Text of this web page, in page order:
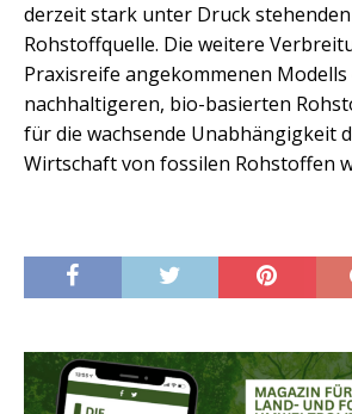
derzeit stark unter Druck
Rohstoffquelle. Die weitere
Praxisreife angekommenen
nachhaltigeren, bio-basierten
für die wachsende Unabhängigkeit
Wirtschaft von fossilen Rohstoffen